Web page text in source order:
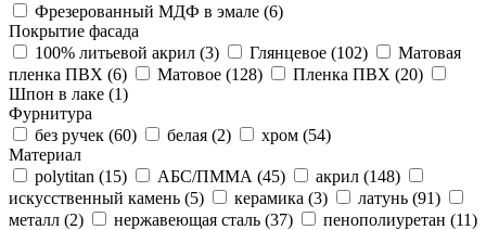
Фрезерованный МДФ в эмале (6)
Покрытие фасада
100% литьевой акрил (3) Глянцевое (102)
Матовая
пленка ПВХ (6) Матовое (128) Пленка ПВХ (20)
Шпон в лаке (1)
Фурнитура
без ручек (60) белая (2) хром (54)
Материал
polytitan (15) АБС/ПММА (45) акрил (148)
искусственный камень (5) керамика (3) латунь (91)
металл (2) нержавеющая сталь (37) пенополиуретан (11)